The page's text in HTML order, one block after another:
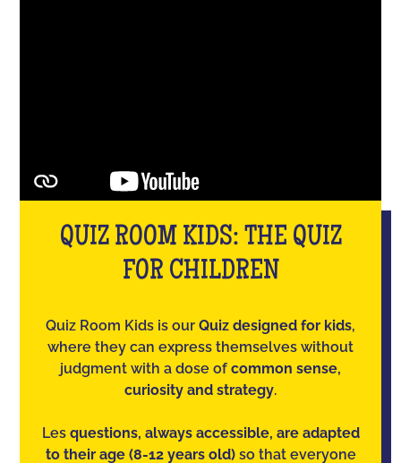
QUIZ ROOM KIDS: THE QUIZ
FOR CHILDREN
Quiz Room Kids is our Quiz designed for kids,
where they can express themselves without
judgment with a dose of common sense,
curiosity and strategy.
Les questions, always accessible, are adapted
to their age (8-12 years old) so that everyone